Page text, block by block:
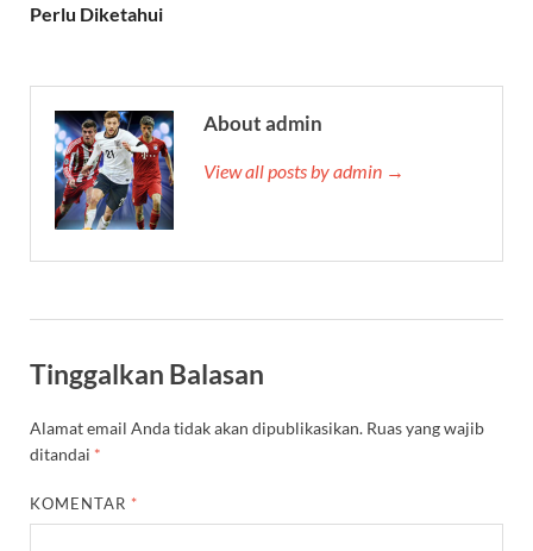
Perlu Diketahui
About admin
View all posts by admin →
Tinggalkan Balasan
Alamat email Anda tidak akan dipublikasikan. Ruas yang wajib
ditandai *
KOMENTAR *